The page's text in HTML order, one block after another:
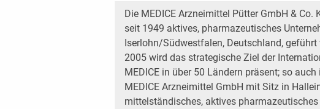
Die MEDICE Arzneimittel Pütter GmbH &
seit 1949 aktives, pharmazeutisches
Iserlohn/Südwestfalen, Deutschland,
2005 wird das strategische Ziel der
MEDICE in über 50 Ländern präsent; so
MEDICE Arzneimittel GmbH mit Sitz in
mittelständisches, aktives